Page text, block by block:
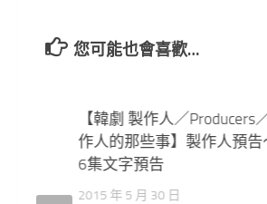
您可能也會喜歡…
【韓劇 製作人／Producers
作人的那些事】製作人預告
6集文字預告
2015 年 5 月 30 日